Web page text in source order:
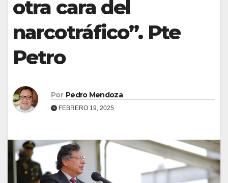
otra cara del
narcotráfico”. Pte
Petro
Por Pedro Mendoza
FEBRERO 19, 2025